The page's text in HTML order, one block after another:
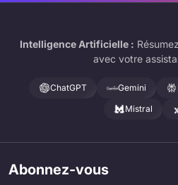
Intelligence Artificielle :
avec votre
ChatGPT Gemini
Mistral
Abonnez-vous